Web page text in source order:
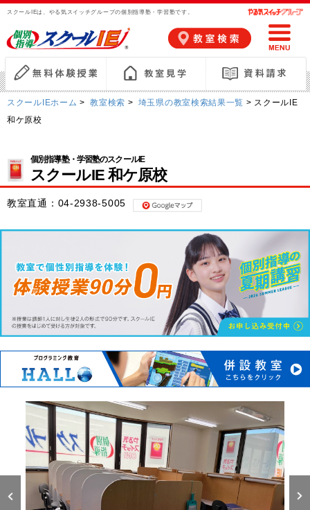
スクールIEは、やる気スイッチグループの個別指導塾・学習塾です。
スクールIEホーム > 教室検索 > 埼玉県の教室検索結果一覧 > スクールIE
和ケ原校
個別指導塾・学習塾のスクールIE
スクールIE 和ケ原校
教室直通： 04-2938-5005